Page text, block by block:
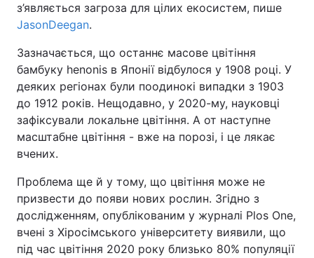
з’являється загроза для цілих екосистем, пише
JasonDeegan.
Зазначається, що останнє масове цвітіння
бамбуку henonis в Японії відбулося у 1908 році. У
деяких регіонах були поодинокі випадки з 1903
до 1912 років. Нещодавно, у 2020-му, науковці
зафіксували локальне цвітіння. А от наступне
масштабне цвітіння - вже на порозі, і це лякає
вчених.
Проблема ще й у тому, що цвітіння може не
призвести до появи нових рослин. Згідно з
дослідженням, опублікованим у журналі Plos One,
вчені з Хіросімського університету виявили, що
під час цвітіння 2020 року близько 80% популяції